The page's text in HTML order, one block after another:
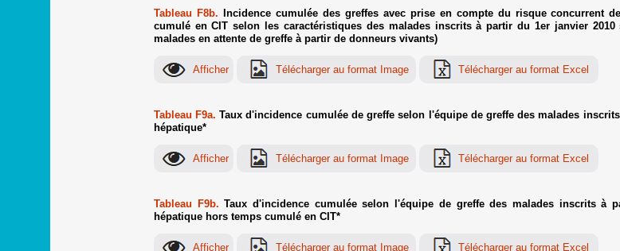
Tableau F8b. Incidence cumulée des greffes avec prise en compte du risque concurrent
cumulé en CIT selon les caractéristiques des malades inscrits à partir du 1er janvier
malades en attente de greffe à partir de donneurs vivants)
Tableau F9a. Taux d'incidence cumulée de greffe selon l'équipe de greffe des malades
hépatique*
Tableau F9b. Taux d'incidence cumulée selon l'équipe de greffe des malades inscrits à
hépatique hors temps cumulé en CIT*